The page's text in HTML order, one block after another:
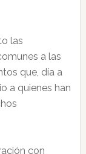
las
a las
que, día a
a quienes han
con